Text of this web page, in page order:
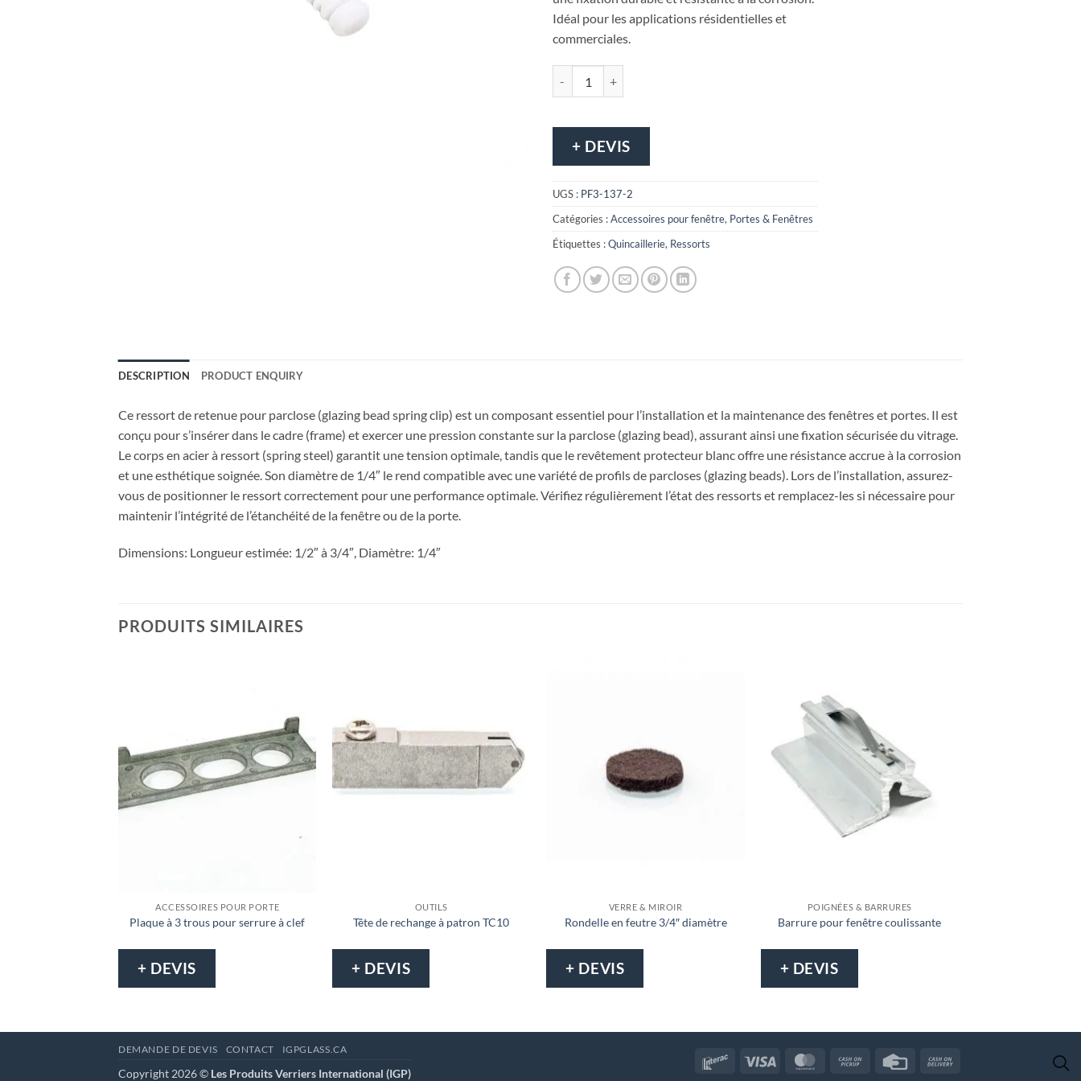
Idéal pour les applications résidentielles et
commerciales.
+ DEVIS
UGS : PF3-137-2
Catégories :Accessoires pour fenêtre, Portes & Fenêtres
Étiquettes :Quincaillerie, Ressorts
DESCRIPTION PRODUCT ENQUIRY
Ce ressort de retenue pour parclose (glazing bead spring clip) est un composant essentiel pour l’installation et la maintenance des fenêtres et portes. Il est
conçu pour s’insérer dans le cadre (frame) et exercer une pression constante sur la parclose (glazing bead), assurant ainsi une fixation sécurisée du vitrage.
Le corps en acier à ressort (spring steel) garantit une tension optimale, tandis que le revêtement protecteur blanc offre une résistance accrue à la corrosion
et une esthétique soignée. Son diamètre de 1/4″ le rend compatible avec une variété de profils de parcloses (glazing beads). Lors de l’installation, assurez-
vous de positionner le ressort correctement pour une performance optimale. Vérifiez régulièrement l’état des ressorts et remplacez-les si nécessaire pour
maintenir l’intégrité de l’étanchéité de la fenêtre ou de la porte.
Dimensions: Longueur estimée: 1/2″ à 3/4″, Diamètre: 1/4″
PRODUITS SIMILAIRES
ACCESSOIRES POUR PORTE
Plaque à 3 trous pour serrure à clef
+ DEVIS
OUTILS
Tête de rechange à patron TC10
+ DEVIS
VERRE & MIROIR
Rondelle en feutre 3/4″ diamètre
+ DEVIS
POIGNÉES & BARRURES
Barrure pour fenêtre coulissante
+ DEVIS
Interac Visa MasterCardCash
Credit
DEMANDE DE DEVIS CONTACT IGPGLASS.CA
Copyright 2026 © Les Produits Verriers International (IGP)